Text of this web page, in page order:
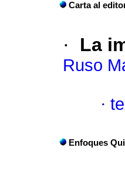
Carta al
· La
Ruso
·
Enfoques